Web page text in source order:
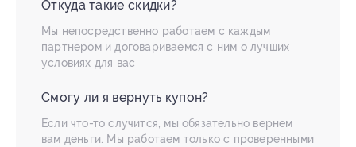
Откуда такие скидки?
Мы непосредственно работаем с каждым
партнером и договариваемся с ним о лучших
условиях для вас
Смогу ли я вернуть купон?
Если что-то случится, мы обязательно вернем
вам деньги. Мы работаем только с проверенными